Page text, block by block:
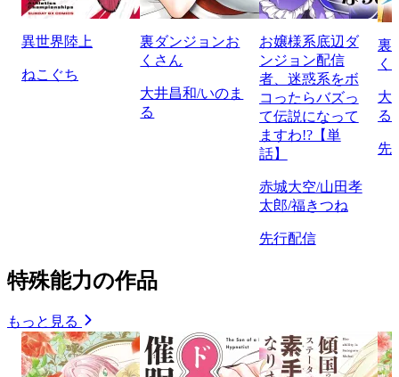
異世界陸上
ねこぐち
裏ダンジョンお
くさん
大井昌和/いのま
る
お嬢様系底辺ダ
ンジョン配信
者、迷惑系をボ
コったらバズっ
て伝説になって
ますわ!?【単
話】
赤城大空/山田孝
太郎/福きつね
先行配信
裏
く
大
る
先
特殊能力の作品
もっと見る